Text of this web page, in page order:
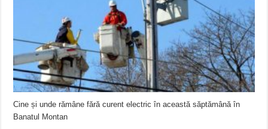
Cine și unde rămâne fără curent electric în această săptămână în
Banatul Montan